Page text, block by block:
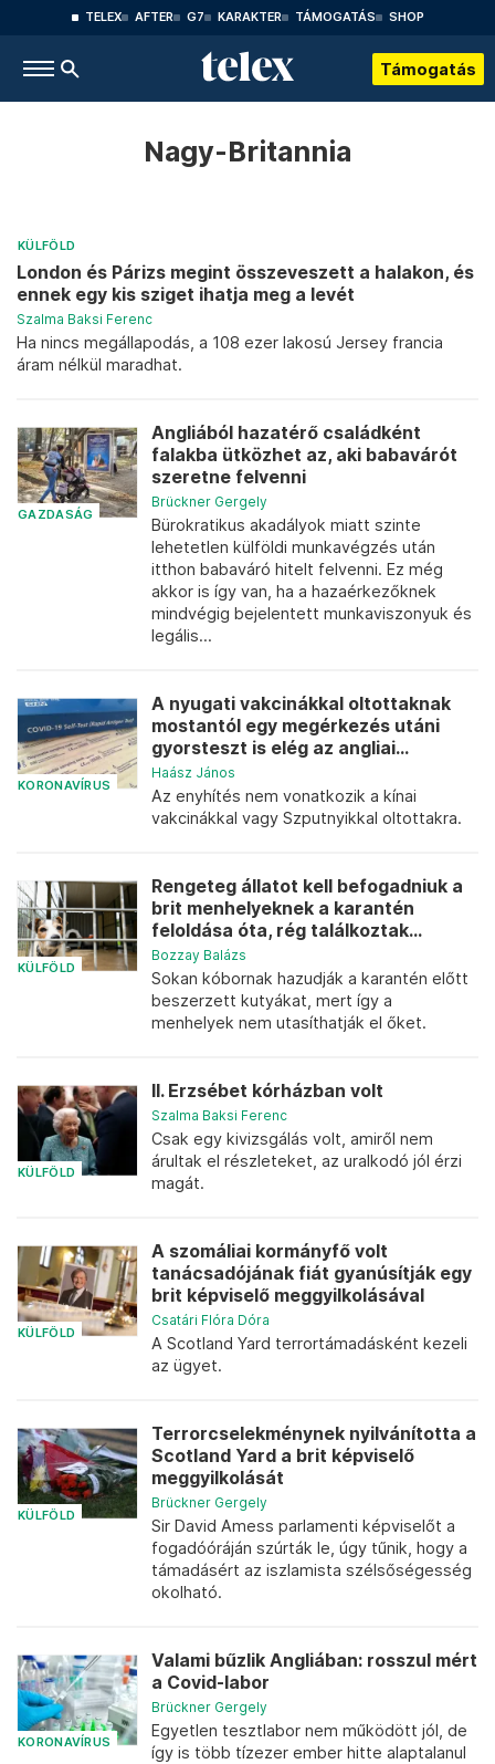
TELEX AFTER G7 KARAKTER TÁMOGATÁS SHOP
Támogatás
Nagy-Britannia
KÜLFÖLD
London és Párizs megint összeveszett a halakon, és
ennek egy kis sziget ihatja meg a levét
Szalma Baksi Ferenc
Ha nincs megállapodás, a 108 ezer lakosú Jersey francia
áram nélkül maradhat.
GAZDASÁG
Angliából hazatérő családként
falakba ütközhet az, aki babavárót
szeretne felvenni
Brückner Gergely
Bürokratikus akadályok miatt szinte
lehetetlen külföldi munkavégzés után
itthon babaváró hitelt felvenni. Ez még
akkor is így van, ha a hazaérkezőknek
mindvégig bejelentett munkaviszonyuk és
legális...
KORONAVÍRUS
A nyugati vakcinákkal oltottaknak
mostantól egy megérkezés utáni
gyorsteszt is elég az angliai...
Haász János
Az enyhítés nem vonatkozik a kínai
vakcinákkal vagy Szputnyikkal oltottakra.
KÜLFÖLD
Rengeteg állatot kell befogadniuk a
brit menhelyeknek a karantén
feloldása óta, rég találkoztak...
Bozzay Balázs
Sokan kóbornak hazudják a karantén előtt
beszerzett kutyákat, mert így a
menhelyek nem utasíthatják el őket.
KÜLFÖLD
II. Erzsébet kórházban volt
Szalma Baksi Ferenc
Csak egy kivizsgálás volt, amiről nem
árultak el részleteket, az uralkodó jól érzi
magát.
KÜLFÖLD
A szomáliai kormányfő volt
tanácsadójának fiát gyanúsítják egy
brit képviselő meggyilkolásával
Csatári Flóra Dóra
A Scotland Yard terrortámadásként kezeli
az ügyet.
KÜLFÖLD
Terrorcselekménynek nyilvánította a
Scotland Yard a brit képviselő
meggyilkolását
Brückner Gergely
Sir David Amess parlamenti képviselőt a
fogadóóráján szúrták le, úgy tűnik, hogy a
támadásért az iszlamista szélsőségesség
okolható.
KORONAVÍRUS
Valami bűzlik Angliában: rosszul mért
a Covid-labor
Brückner Gergely
Egyetlen tesztlabor nem működött jól, de
így is több tízezer ember hitte alaptalanul